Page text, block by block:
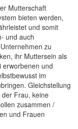
Mutterschaft
bieten werden,
und somit
und auch
zu
ihr Muttersein als
erworbenen und
im
Gleichstellung
Frau, keine
zusammen /
und Frauen